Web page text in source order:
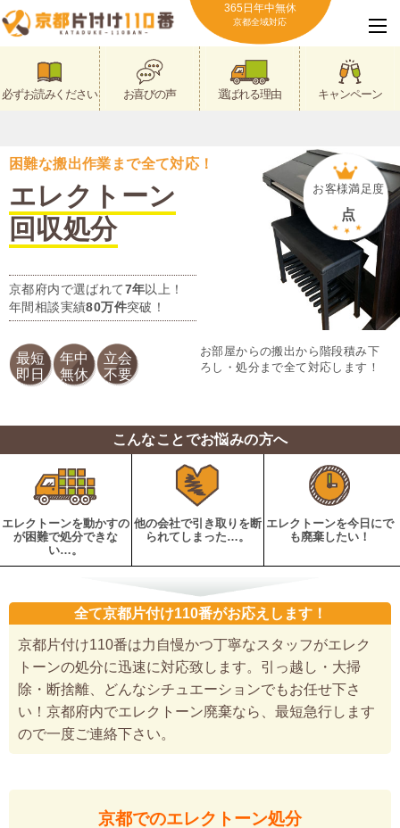
365日年中無休
京都全域対応
必ずお読みください お喜びの声 選ばれる理由 キャンペーン
困難な搬出作業まで全て対応！
エレクトーン
回収処分
京都府内で選ばれて7年以上！
年間相談実績80万件突破！
お客様満足度
点
最短
即日
年中
無休
立会
不要
お部屋からの搬出から階段積み下
ろし・処分まで全て対応します！
こんなことでお悩みの方へ
エレクトーンを動かすの
が困難で処分できな
い…。
他の会社で引き取りを断
られてしまった…。
エレクトーンを今日にで
も廃棄したい！
全て京都片付け110番がお応えします！
京都片付け110番は力自慢かつ丁寧なスタッフがエレク
トーンの処分に迅速に対応致します。引っ越し・大掃
除・断捨離、どんなシチュエーションでもお任せ下さ
い！京都府内でエレクトーン廃棄なら、最短急行します
ので一度ご連絡下さい。
京都でのエレクトーン処分